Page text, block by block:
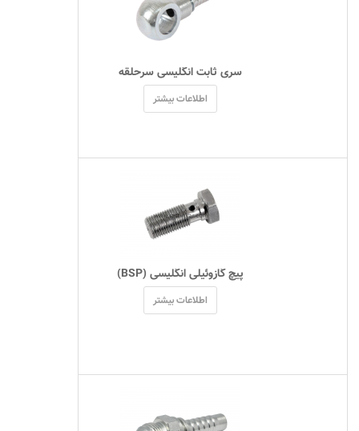
سری ثابت انگلیسی سرحلقه
اطلاعات بیشتر
پیچ گازوئیلی انگلیسی (BSP)
اطلاعات بیشتر